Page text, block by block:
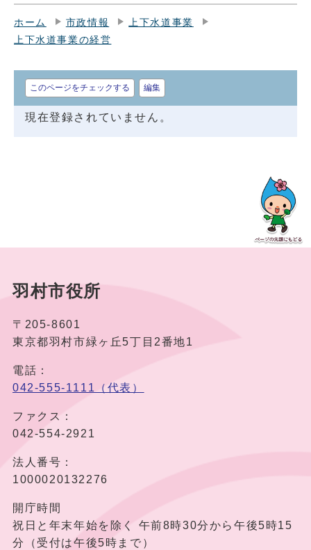
ホーム 市政情報
上下水道事業
上下水道事業の経営
このページをチェックする 編集
現在登録されていません。
羽村市役所
〒205-8601
東京都羽村市緑ヶ丘5丁目2番地1
電話：
042-555-1111（代表）
ファクス：
042-554-2921
法人番号：
1000020132276
開庁時間
祝日と年末年始を除く 午前8時30分から午後5時15
分（受付は午後5時まで）